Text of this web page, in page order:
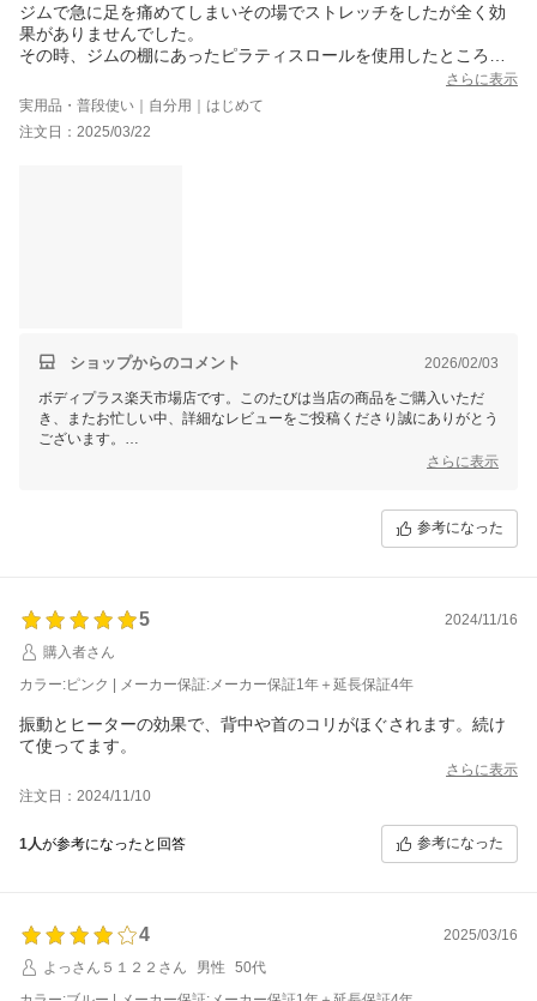
ジムで急に足を痛めてしまいその場でストレッチをしたが全く効
果がありませんでした。
その時、ジムの棚にあったピラティスロールを使用したところ、
足の幹部にヒットし30分ぐらい使用したら、痛みがかなり和らげ
る事ができました。
自宅で検索して直ぐに購入し早速使用してます。
ふくらはぎに使用すると、かなり足が軽くなります。
さらに表示
実用品・普段使い｜自分用｜はじめて
注文日：2025/03/22
ショップからのコメント 2026/02/03
ボディプラス楽天市場店です。このたびは当店の商品をご購入いただ
き、またお忙しい中、詳細なレビューをご投稿くださり誠にありがとう
ございます。
軽く感じられるとのご感想や、さまざまな体勢で使用できる点をご評価
いただけたことは、私たちにとっても励みとなります。
快適にご使用いただけましたら幸いです。
引き続きボディケアのお供としてお役に立てるよう、品質とサービス向
もご連絡ください。これからもどうぞよろしくお願いいたします！
さらに表示
参考になった
5
2024/11/16
購入者さん
カラー:ピンク | メーカー保証:メーカー保証1年＋延長保証4年
振動とヒーターの効果で、背中や首のコリがほぐされます。続け
て使ってます。
さらに表示
注文日：2024/11/10
1人が参考になったと回答 参考になった
4
2025/03/16
よっさん５１２２さん
男性
50代